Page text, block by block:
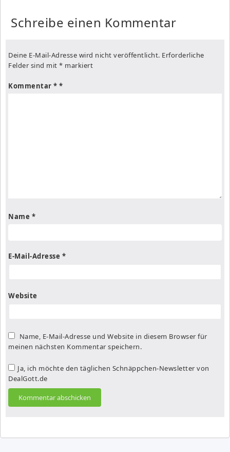
Schreibe einen Kommentar
Deine E-Mail-Adresse wird nicht veröffentlicht. Erforderliche
Felder sind mit * markiert
Kommentar *
Name *
E-Mail-Adresse *
Website
Name, E-Mail-Adresse und Website in diesem Browser für
meinen nächsten Kommentar speichern.
Ja, ich möchte den täglichen Schnäppchen-Newsletter von
DealGott.de